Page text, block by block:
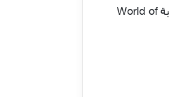
بعيداً عن ألعاب القتال والبقاء مثل كول أوف ديوتي، أو لعبة ببجي موبايل، فورتنايت، ماين كرافت وغيرها، فنحن نتكلم اليوم عن لعبة World of